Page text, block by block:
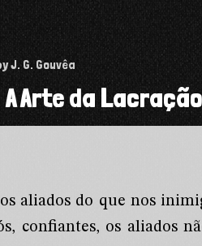
J. G. Gouvêa
A Arte da Lacração
aliados do que nos
confiantes, os aliados